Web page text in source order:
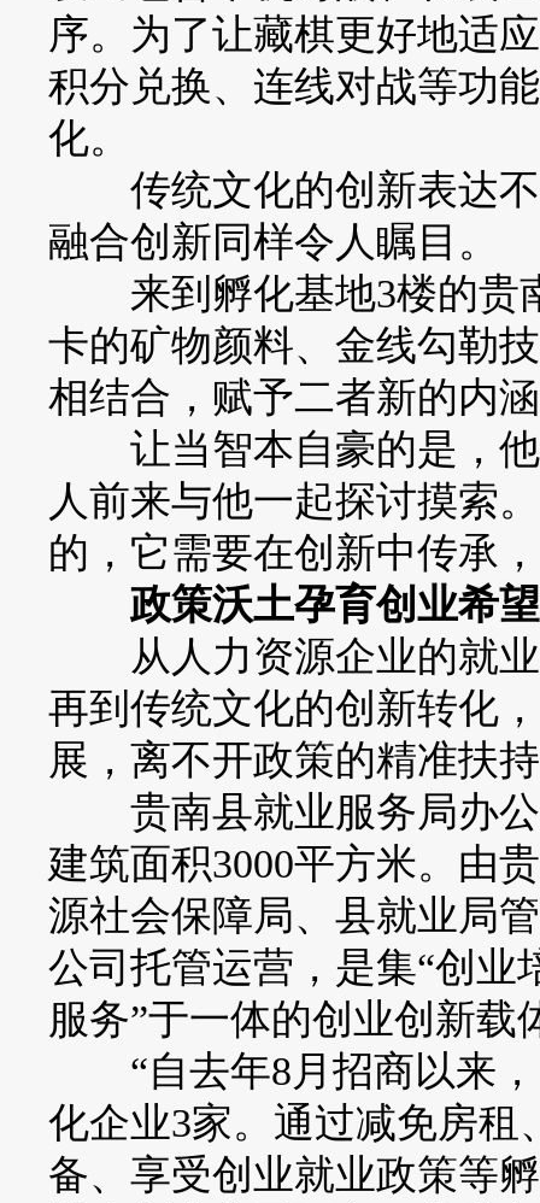
序。为了让藏棋更好地适
积分兑换、连线对战等功
化。
传统文化的创新表达不
融合创新同样令人瞩目。
来到孵化基地3楼的贵
卡的矿物颜料、金线勾勒
相结合，赋予二者新的内
让当智本自豪的是，他
人前来与他一起探讨摸索
的，它需要在创新中传承
政策沃土孕育创业希望
从人力资源企业的就业
再到传统文化的创新转化
展，离不开政策的精准扶
贵南县就业服务局办公
建筑面积3000平方米。由
源社会保障局、县就业局
公司托管运营，是集“创业
服务”于一体的创业创新载
“自去年8月招商以来，
化企业3家。通过减免房
备、享受创业就业政策等